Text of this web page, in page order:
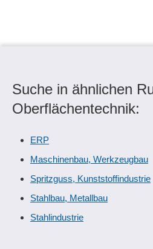
Suche in ähnlichen
Oberflächentechnik:
ERP
Maschinenbau, Werkzeugbau
Spritzguss, Kunststoffindustrie
Stahlbau, Metallbau
Stahlindustrie